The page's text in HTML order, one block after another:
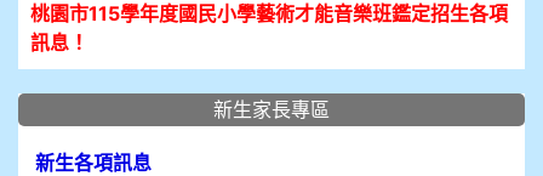
桃園市115學年度國民小學藝術才能音樂班鑑定招生各項
訊息！
新生家長專區
新生各項訊息